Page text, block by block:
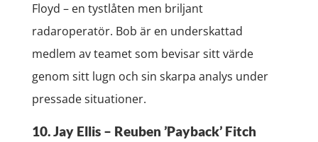
Floyd – en tystlåten men briljant
radaroperatör. Bob är en underskattad
medlem av teamet som bevisar sitt värde
genom sitt lugn och sin skarpa analys under
pressade situationer.
10. Jay Ellis – Reuben ’Payback’ Fitch